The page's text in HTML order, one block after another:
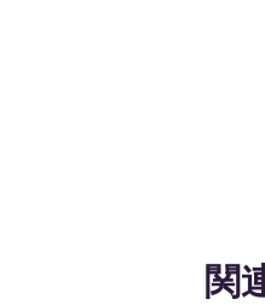
関